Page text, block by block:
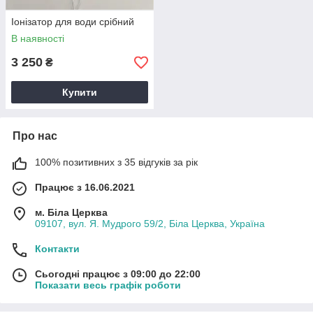
Іонізатор для води срібний
В наявності
3 250 ₴
Купити
Про нас
100% позитивних з 35 відгуків за рік
Працює з 16.06.2021
м. Біла Церква
09107, вул. Я. Мудрого 59/2, Біла Церква, Україна
Контакти
Сьогодні працює з 09:00 до 22:00
Показати весь графік роботи